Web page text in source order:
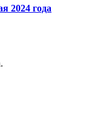
2024 года